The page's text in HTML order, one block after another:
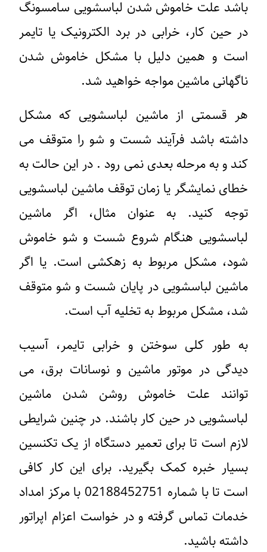
باشد علت خاموش شدن لباسشویی سامسونگ
در حین کار، خرابی در برد الکترونیک یا تایمر
است و همین دلیل با مشکل خاموش شدن
ناگهانی ماشین مواجه خواهید شد.
هر قسمتی از ماشین لباسشویی که مشکل
داشته باشد فرآیند شست و شو را متوقف می
کند و به مرحله بعدی نمی رود . در این حالت به
خطای نمایشگر یا زمان توقف ماشین لباسشویی
توجه کنید. به عنوان مثال، اگر ماشین
لباسشویی هنگام شروع شست و شو خاموش
شود، مشکل مربوط به زهکشی است. یا اگر
ماشین لباسشویی در پایان شست و شو متوقف
شد، مشکل مربوط به تخلیه آب است.
به طور کلی سوختن و خرابی تایمر، آسیب
دیدگی در موتور ماشین و نوسانات برق، می
توانند علت خاموش روشن شدن ماشین
لباسشویی در حین کار باشند. در چنین شرایطی
لازم است تا برای تعمیر دستگاه از یک تکنسین
بسیار خبره کمک بگیرید. برای این کار کافی
است تا با شماره 02188452751 با مرکز امداد
خدمات تماس گرفته و در خواست اعزام اپراتور
داشته باشید.